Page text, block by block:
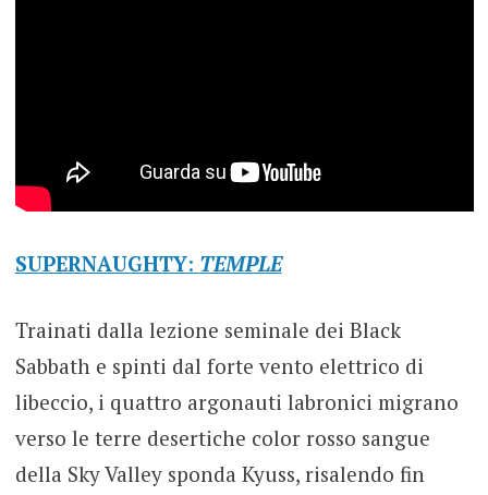
SUPERNAUGHTY: TEMPLE
Trainati dalla lezione seminale dei Black
Sabbath e spinti dal forte vento elettrico di
libeccio, i quattro argonauti labronici migrano
verso le terre desertiche color rosso sangue
della Sky Valley sponda Kyuss, risalendo fin